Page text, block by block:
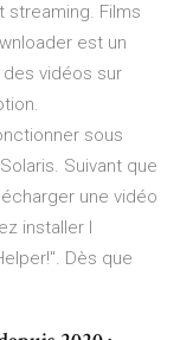
Films
est un
vidéos sur
sous
Suivant que
une vidéo
installer l
Dès que